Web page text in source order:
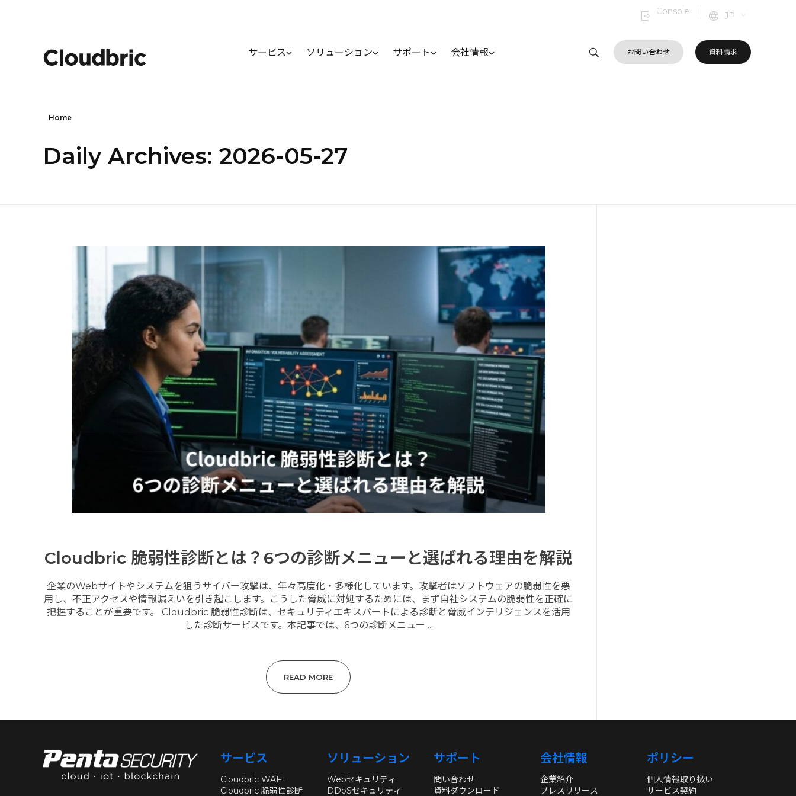
Console | JP
サービス ソリューション サポート 会社情報 お問い合わせ 資料請求
Home
Daily Archives: 2026-05-27
Cloudbric 脆弱性診断とは？6つの診断メニューと選ばれる理由を解説
企業のWebサイトやシステムを狙うサイバー攻撃は、年々高度化・多様化しています。攻撃者はソフトウェアの脆弱性を悪
用し、不正アクセスや情報漏えいを引き起こします。こうした脅威に対処するためには、まず自社システムの脆弱性を正確に
把握することが重要です。 Cloudbric 脆弱性診断は、セキュリティエキスパートによる診断と脅威インテリジェンスを活用
した診断サービスです。本記事では、6つの診断メニュー ...
READ MORE
サービス
Cloudbric WAF+
Cloudbric 脆弱性診断
ソリューション
Webセキュリティ
DDoSセキュリティ
サポート
問い合わせ
資料ダウンロード
会社情報
企業紹介
プレスリリース
ポリシー
個人情報取り扱い
サービス契約